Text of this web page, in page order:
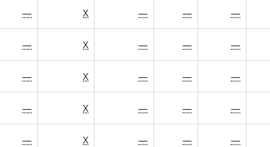
— X — — —
— X — — —
— X — — —
— X — — —
— X — — —